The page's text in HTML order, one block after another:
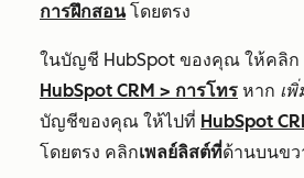
การฝึกสอนโดยตรง
ในบัญชี HubSpot ของคุณ ให้คลิก
HubSpot CRM > การโทร หาก เพิ่
บัญชีของคุณ ให้ไปที่ HubSpot
โดยตรง คลิกเพลย์ลิสต์ที่ด้านบนขว